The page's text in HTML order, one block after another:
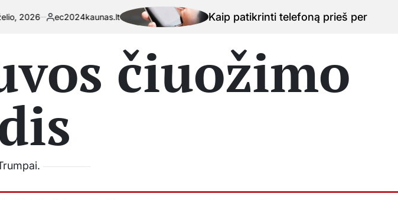
Kaip patikrinti telefoną prieš perkant naudotą įrenginį
čiuožimo